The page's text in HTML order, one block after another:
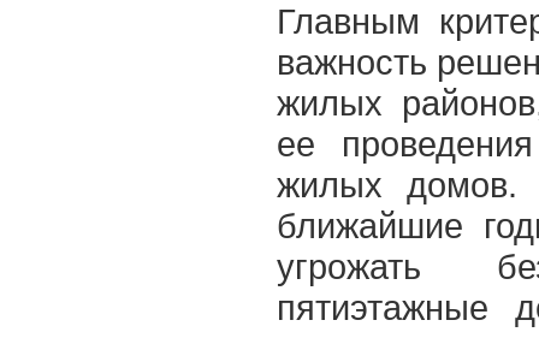
Главным
важность
жилых
ее
жилых домов.
ближайшие
угрожать
пятиэтажные